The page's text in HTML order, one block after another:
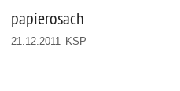
papierosach
21.12.2011 KSP